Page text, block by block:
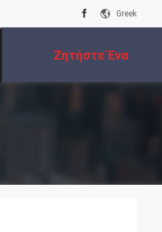
Greek
Ζητήστε Ένα
Απόσπασμα